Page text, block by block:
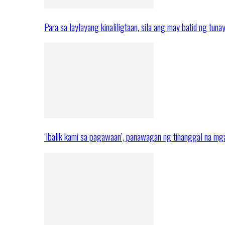
Para sa laylayang kinaliligtaan, sila ang may batid ng
‘Ibalik kami sa pagawaan’, panawagan ng tinanggal na